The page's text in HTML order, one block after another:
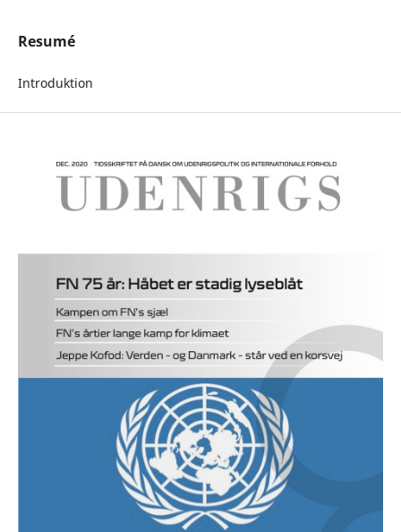
Resumé
Introduktion